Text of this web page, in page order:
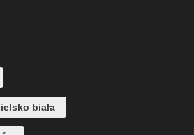
biała